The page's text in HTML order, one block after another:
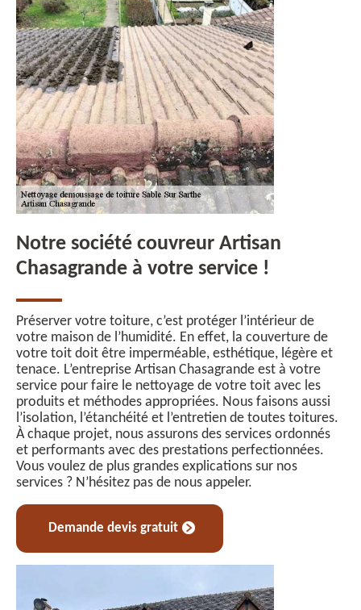
Notre société couvreur Artisan
Chasagrande à votre service !
Préserver votre toiture, c’est protéger l’intérieur de
votre maison de l’humidité. En effet, la couverture de
votre toit doit être imperméable, esthétique, légère et
tenace. L’entreprise Artisan Chasagrande est à votre
service pour faire le nettoyage de votre toit avec les
produits et méthodes appropriées. Nous faisons aussi
l’isolation, l’étanchéité et l’entretien de toutes toitures.
À chaque projet, nous assurons des services ordonnés
et performants avec des prestations perfectionnées.
Vous voulez de plus grandes explications sur nos
services ? N’hésitez pas de nous appeler.
Demande devis gratuit